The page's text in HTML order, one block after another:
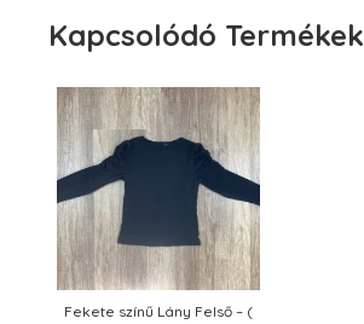
Kapcsolódó Termékek
Fekete színű Lány Felső – (